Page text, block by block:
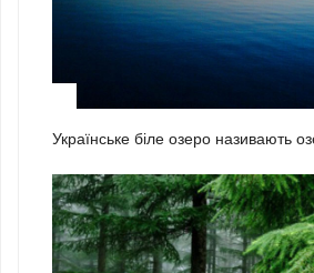
Українське біле озеро називають